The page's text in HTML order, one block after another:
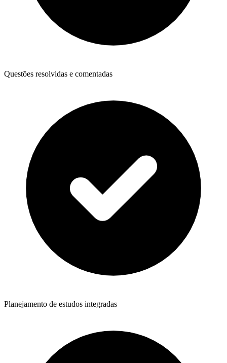
Questões resolvidas e comentadas
Planejamento de estudos integradas